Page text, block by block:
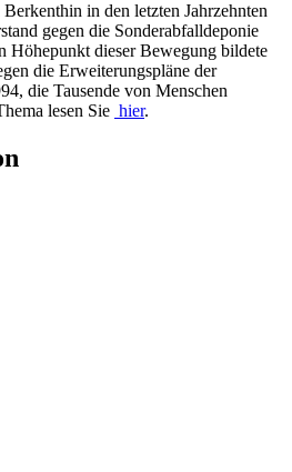
in den letzten Jahrzehnten
gegen die Sonderabfalldeponie
Höhepunkt dieser Bewegung bildete
die Erweiterungspläne der
die Tausende von Menschen
lesen Sie hier.